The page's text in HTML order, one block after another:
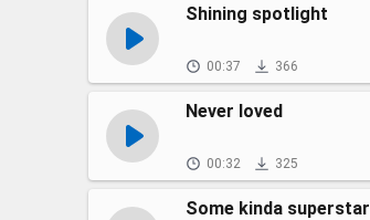
Shining spotlight
00:37 366
Never loved
00:32 325
Some kinda superstar